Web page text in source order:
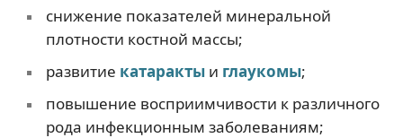
снижение показателей минеральной
плотности костной массы;
развитие катарактыи глаукомы;
повышение восприимчивости к различного
рода инфекционным заболеваниям;